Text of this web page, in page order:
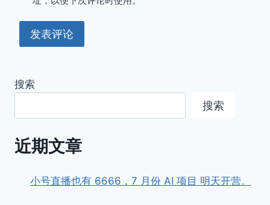
搜索
搜索
近期文章
小号直播也有 6666，7 月份 AI 项目 明天开营。